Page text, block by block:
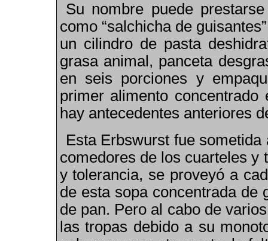
Su nombre puede
como “salchicha de
un cilindro de pasta
grasa animal, panceta
en seis porciones y
primer alimento
hay antecedentes anteriores
Esta Erbswurst fue
comedores de los cuarteles y
y tolerancia, se proveyó a
de esta sopa concentrada de
de pan. Pero al cabo de
las tropas debido a su